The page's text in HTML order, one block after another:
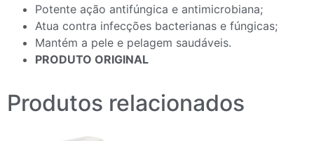
Potente ação antifúngica e antimicrobiana;
Atua contra infecções bacterianas e fúngicas;
Mantém a pele e pelagem saudáveis.
PRODUTO ORIGINAL
Produtos relacionados